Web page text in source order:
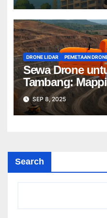
DRONE LIDAR PEMETAAN
Sewa Drone
Tambang:
Profesional
SEP 8, 2025
Search